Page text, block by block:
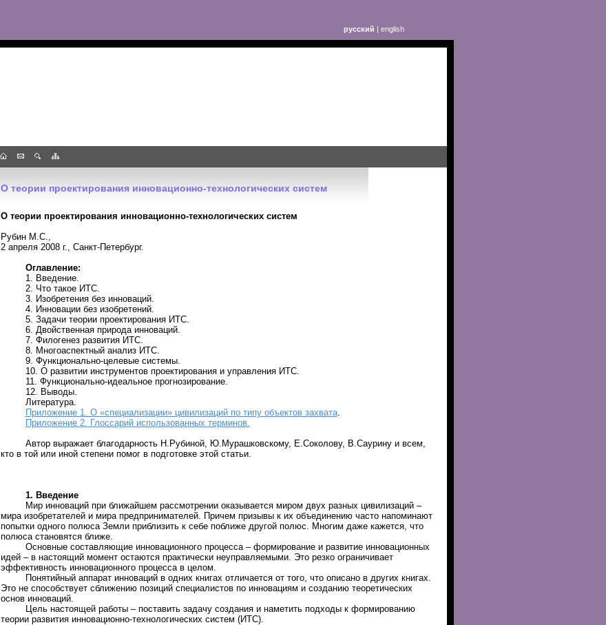
русский | english
О теории проектирования инновационно-технологических систем
О теории проектирования инновационно-технологических систем
Рубин М.С.,
2 апреля 2008 г., Санкт-Петербург.
Оглавление:
1. Введение.
2. Что такое ИТС.
3. Изобретения без инноваций.
4. Инновации без изобретений.
5. Задачи теории проектирования ИТС.
6. Двойственная природа инноваций.
7. Филогенез развития ИТС.
8. Многоаспектный анализ ИТС.
9. Функционально-целевые системы.
10. О развитии инструментов проектирования и управления ИТС.
11. Функционально-идеальное прогнозирование.
12. Выводы.
Литература.
Приложение 1. О «специализации» цивилизаций по типу объектов захвата.
Приложение 2. Глоссарий использованных терминов.
Автор выражает благодарность Н.Рубиной, Ю.Мурашковскому, Е.Соколову, В.Саурину и всем,
кто в той или иной степени помог в подготовке этой статьи.
1. Введение
Мир инноваций при ближайшем рассмотрении оказывается миром двух разных цивилизаций –
мира изобретателей и мира предпринимателей. Причем призывы к их объединению часто напоминают
попытки одного полюса Земли приблизить к себе поближе другой полюс. Многим даже кажется, что
полюса становятся ближе.
Основные составляющие инновационного процесса – формирование и развитие инновационных
идей – в настоящий момент остаются практически неуправляемыми. Это резко ограничивает
эффективность инновационного процесса в целом.
Понятийный аппарат инноваций в одних книгах отличается от того, что описано в других книгах.
Это не способствует сближению позиций специалистов по инновациям и созданию теоретических
основ инноваций.
Цель настоящей работы – поставить задачу создания и наметить подходы к формированию
теории развития инновационно-технологических систем (ИТС).